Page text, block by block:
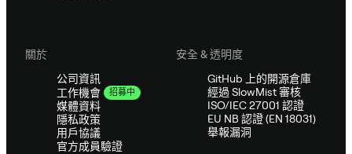
關於
公司資訊
工作機會
招募中
媒體資料
隱私政策
用戶協議
官方成員驗證
安全 & 透明度
GitHub 上的開源倉庫
經過 SlowMist 審核
ISO/IEC 27001 認證
EU NB 認證 (EN 18031)
舉報漏洞